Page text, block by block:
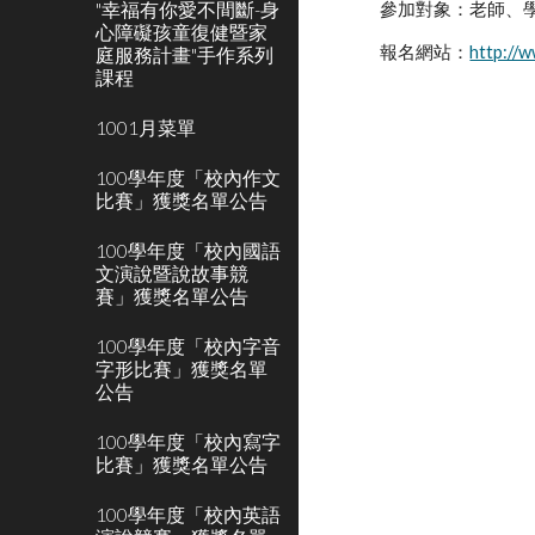
"幸福有你愛不間斷-身
心障礙孩童復健暨家
庭服務計畫"手作系列
課程
1001月菜單
100學年度「校內作文
比賽」獲獎名單公告
100學年度「校內國語
文演說暨說故事競
賽」獲獎名單公告
100學年度「校內字音
字形比賽」獲獎名單
公告
100學年度「校內寫字
比賽」獲獎名單公告
100學年度「校內英語
參加對象：老師、
報名網站：http://